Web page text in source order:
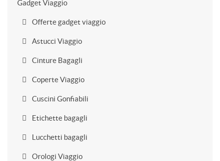
Gadget Viaggio
Offerte gadget viaggio
Astucci Viaggio
Cinture Bagagli
Coperte Viaggio
Cuscini Gonfiabili
Etichette bagagli
Lucchetti bagagli
Orologi Viaggio